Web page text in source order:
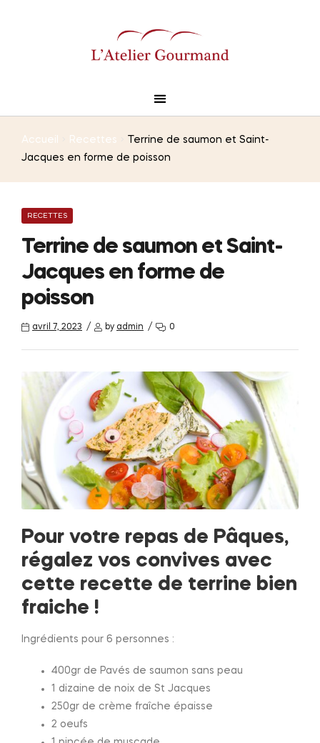
Accueil Recettes
Terrine de saumon et Saint-
Jacques en forme de poisson
RECETTES
Terrine de saumon et Saint-
Jacques en forme de
poisson
avril 7, 2023 by admin 0
Pour votre repas de Pâques,
régalez vos convives avec
cette recette de terrine bien
fraiche !
Ingrédients pour 6 personnes :
400gr de Pavés de saumon sans peau
1 dizaine de noix de St Jacques
250gr de crème fraîche épaisse
2 oeufs